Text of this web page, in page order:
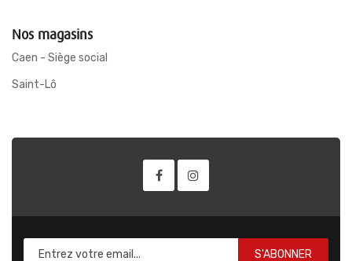
Nos magasins
Caen - Siège social
Saint-Lô
S'ABONNER